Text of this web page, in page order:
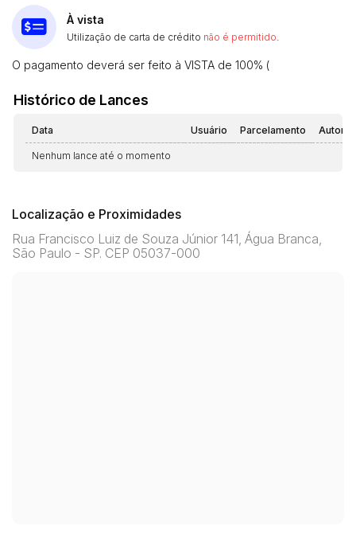
À vista
Utilização de carta de crédito não é permitido
O pagamento deverá ser feito à VISTA de 100% (
Histórico de Lances
Data Usuário Parcelamento
Nenhum lance até o momento
Localização e Proximidades
Rua Francisco Luiz de Souza Júnior 141, Água Branca,
São Paulo - SP. CEP 05037-000